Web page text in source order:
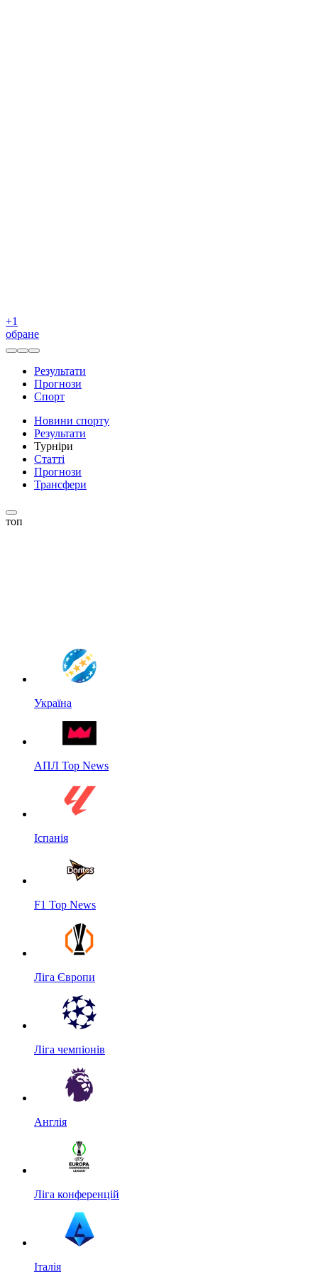
+1
обране
Результати
Прогнози
Спорт
Новини спорту
Результати
Турніри
Статті
Прогнози
Трансфери
топ
Україна
АПЛ Top News
Іспанія
F1 Top News
Ліга Європи
Ліга чемпіонів
Англія
Ліга конференцій
Італія